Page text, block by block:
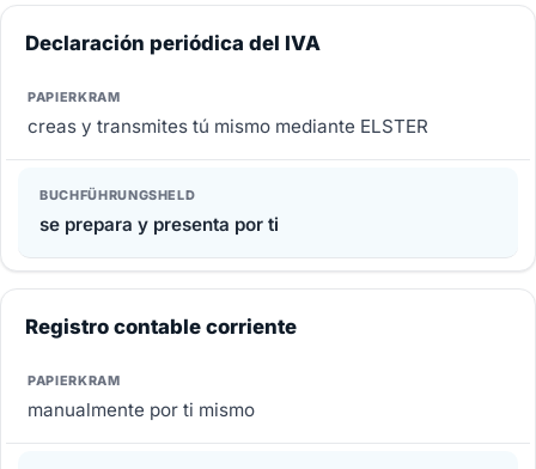
Declaración periódica del IVA
creas y transmites tú mismo mediante ELSTER
se prepara y presenta por ti
Registro contable corriente
manualmente por ti mismo